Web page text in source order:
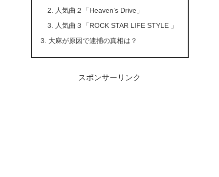
人気曲２「Heaven’s Drive」
人気曲３「ROCK STAR LIFE STYLE 」
大麻が原因で逮捕の真相は？
スポンサーリンク